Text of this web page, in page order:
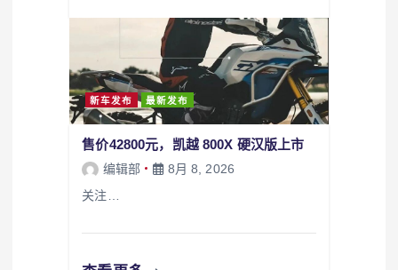
新车发布 最新发布
售价42800元，凯越 800X 硬汉版上市
编辑部
8月 8, 2026
关注…